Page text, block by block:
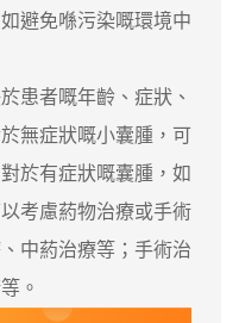
避免喺污染嘅環境中
者嘅年齡、症狀、
無症狀嘅小囊腫，可
於有症狀嘅囊腫，如
考慮葯物治療或手術
中葯治療等；手術治
。